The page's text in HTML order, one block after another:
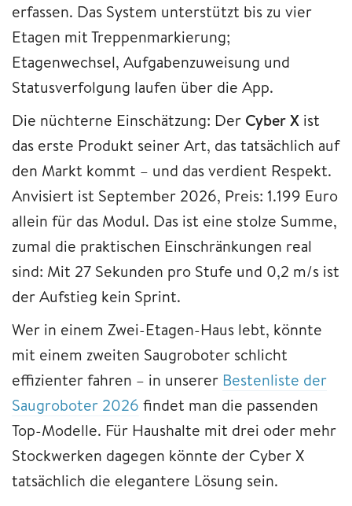
erfassen. Das System unterstützt bis zu vier
Etagen mit Treppenmarkierung;
Etagenwechsel, Aufgabenzuweisung und
Statusverfolgung laufen über die App.
Die nüchterne Einschätzung: Der Cyber X ist
das erste Produkt seiner Art, das tatsächlich auf
den Markt kommt – und das verdient Respekt.
Anvisiert ist September 2026, Preis: 1.199 Euro
allein für das Modul. Das ist eine stolze Summe,
zumal die praktischen Einschränkungen real
sind: Mit 27 Sekunden pro Stufe und 0,2 m/s ist
der Aufstieg kein Sprint.
Wer in einem Zwei-Etagen-Haus lebt, könnte
mit einem zweiten Saugroboter schlicht
effizienter fahren – in unserer Bestenliste der
Saugroboter 2026 findet man die passenden
Top-Modelle. Für Haushalte mit drei oder mehr
Stockwerken dagegen könnte der Cyber X
tatsächlich die elegantere Lösung sein.